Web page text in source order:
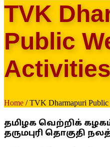
TVK
Public
Activities
Home / TVK Dharmapuri
தமிழக வெற்றிக்
தருமபுரி தொகுதி